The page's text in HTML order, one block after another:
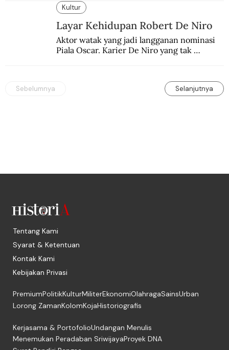
Kultur
Layar Kehidupan Robert De Niro
Aktor watak yang jadi langganan nominasi
Piala Oscar. Karier De Niro yang tak
Sebelumnya Selanjutnya
Tentang Kami
Syarat & Ketentuan
Kontak Kami
Kebijakan Privasi
PremiumPolitikKulturMiliterEkonomiOlahragaSainsUrban
Lorong ZamanKolomKojaHistoriografis
Kerjasama & PortofolioUndangan Menulis
Menemukan Peradaban SriwijayaProyek DNA